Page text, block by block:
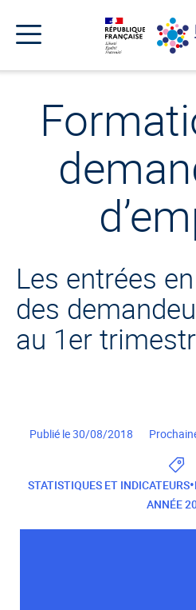
menu
contenu
pied
navigation
Menu
Les entrées
des
au 1er
Publié le 30/08/2018
STATISTIQUES ET INDICATEURS•
ANNÉE